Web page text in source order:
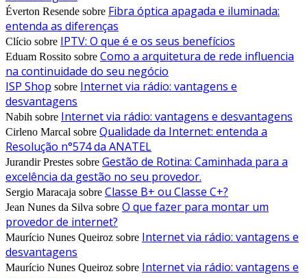
Éverton Resende sobre Fibra óptica apagada e iluminada:
entenda as diferenças
Clício sobre IPTV: O que é e os seus benefícios
Eduam Rossito sobre Como a arquitetura de rede influencia
na continuidade do seu negócio
ISP Shop sobre Internet via rádio: vantagens e
desvantagens
Nabih sobre Internet via rádio: vantagens e desvantagens
Cirleno Marcal sobre Qualidade da Internet: entenda a
Resolução n°574 da ANATEL
Jurandir Prestes sobre Gestão de Rotina: Caminhada para a
excelência da gestão no seu provedor.
Sergio Maracaja sobre Classe B+ ou Classe C+?
Jean Nunes da Silva sobre O que fazer para montar um
provedor de internet?
Maurício Nunes Queiroz sobre Internet via rádio: vantagens e
desvantagens
Maurício Nunes Queiroz sobre Internet via rádio: vantagens e